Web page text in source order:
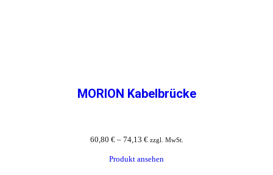
MORION Kabelbrücke
60,80 €– 74,13 € zzgl. MwSt.
Produkt ansehen